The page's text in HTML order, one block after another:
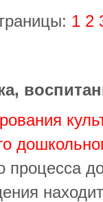
1 2
процесса